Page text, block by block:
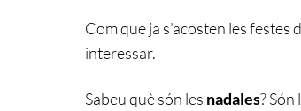
Com que ja s’acosten les festes
interessar.
Sabeu què són les nadales?